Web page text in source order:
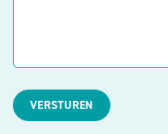
VERSTUREN